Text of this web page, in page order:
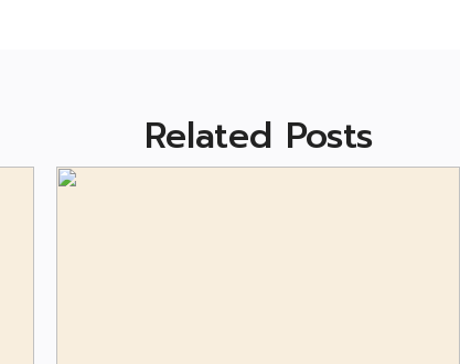
Related Posts